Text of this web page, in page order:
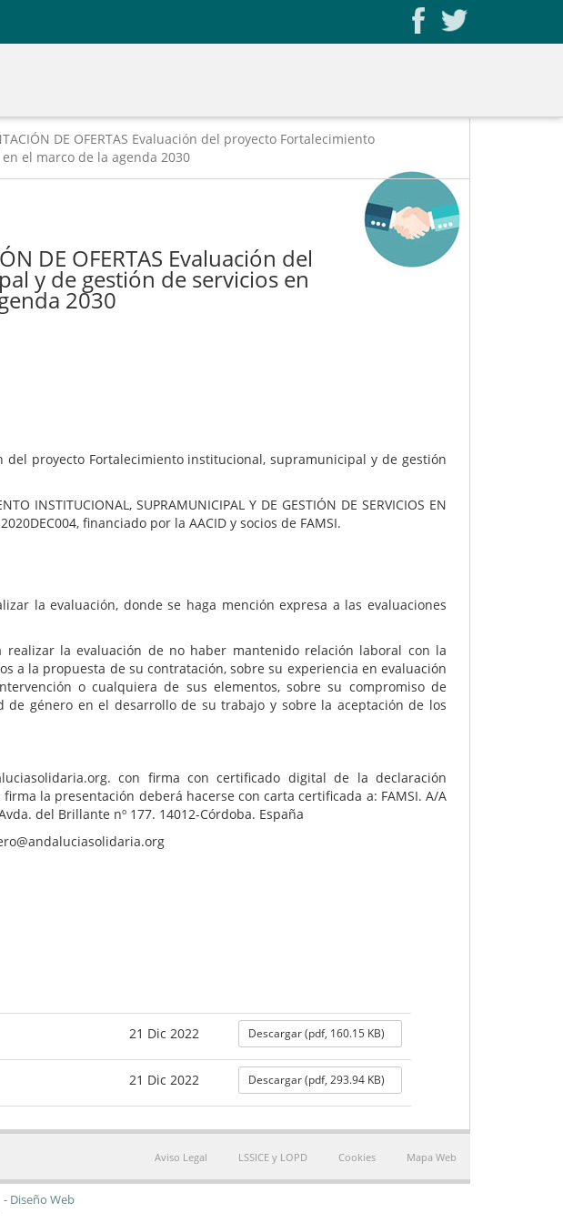
DE OFERTAS Evaluación del proyecto Fortalecimiento
el marco de la agenda 2030
DE OFERTAS Evaluación del
y de gestión de servicios en
2030
del proyecto Fortalecimiento institucional, supramunicipal y de gestión
SUPRAMUNICIPAL Y DE GESTIÓN DE SERVICIOS EN
2020DEC004, financiado por la AACID y socios de FAMSI.
la evaluación, donde se haga mención expresa a las evaluaciones
la evaluación de no haber mantenido relación laboral con la
a la propuesta de su contratación, sobre su experiencia en evaluación
o cualquiera de sus elementos, sobre su compromiso de
género en el desarrollo de su trabajo y sobre la aceptación de los
con firma con certificado digital de la declaración
la presentación deberá hacerse con carta certificada a: FAMSI. A/A
del Brillante nº 177. 14012-Córdoba. España
21 Dic 2022 Descargar (pdf, 160.15 KB)
21 Dic 2022 Descargar (pdf, 293.94 KB)
Aviso Legal LSSICE y LOPD Cookies Mapa Web
- Diseño Web